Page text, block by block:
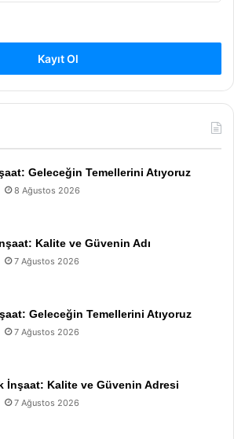
Kayıt Ol
Geleceğin Temellerini Atıyoruz
8 Ağustos 2026
Kalite ve Güvenin Adı
7 Ağustos 2026
Geleceğin Temellerini Atıyoruz
7 Ağustos 2026
İnşaat: Kalite ve Güvenin Adresi
7 Ağustos 2026